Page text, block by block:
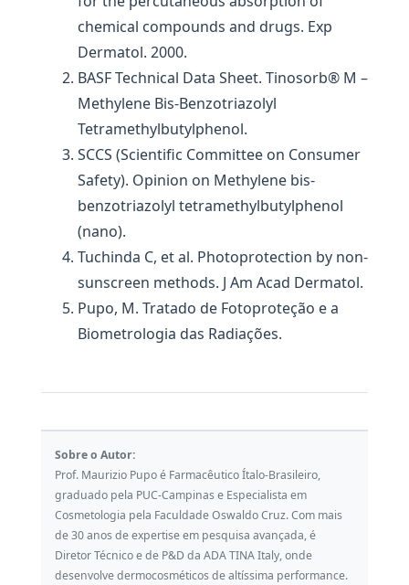
chemical compounds and drugs. Exp
Dermatol. 2000.
BASF Technical Data Sheet. Tinosorb® M –
Methylene Bis-Benzotriazolyl
Tetramethylbutylphenol.
SCCS (Scientific Committee on Consumer
Safety). Opinion on Methylene bis-
benzotriazolyl tetramethylbutylphenol
(nano).
Tuchinda C, et al. Photoprotection by non-
sunscreen methods. J Am Acad Dermatol.
Pupo, M. Tratado de Fotoproteção e a
Biometrologia das Radiações.
Sobre o Autor:
Prof. Maurizio Pupo é Farmacêutico Ítalo-Brasileiro,
graduado pela PUC-Campinas e Especialista em
Cosmetologia pela Faculdade Oswaldo Cruz. Com mais
de 30 anos de expertise em pesquisa avançada, é
Diretor Técnico e de P&D da ADA TINA Italy, onde
desenvolve dermocosméticos de altíssima performance.